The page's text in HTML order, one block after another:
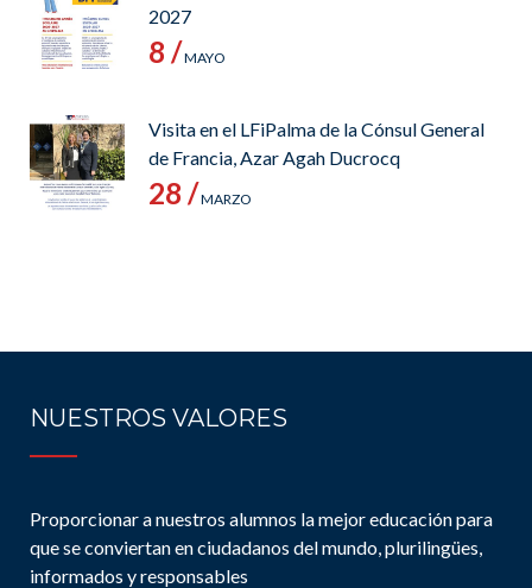
2027
8 /MAYO
Visita en el LFiPalma de la Cónsul General
de Francia, Azar Agah Ducrocq
28 /MARZO
NUESTROS VALORES
Proporcionar a nuestros alumnos la mejor educación para
que se conviertan en ciudadanos del mundo, plurilingües,
informados y responsables